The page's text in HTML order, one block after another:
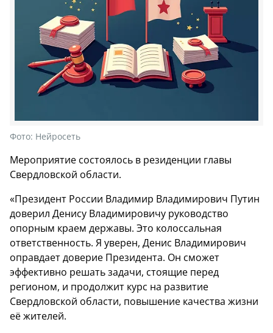
Фото: Нейросеть
Мероприятие состоялось в резиденции главы
Свердловской области.
«Президент России Владимир Владимирович Путин
доверил Денису Владимировичу руководство
опорным краем державы. Это колоссальная
ответственность. Я уверен, Денис Владимирович
оправдает доверие Президента. Он сможет
эффективно решать задачи, стоящие перед
регионом, и продолжит курс на развитие
Свердловской области, повышение качества жизни
её жителей.